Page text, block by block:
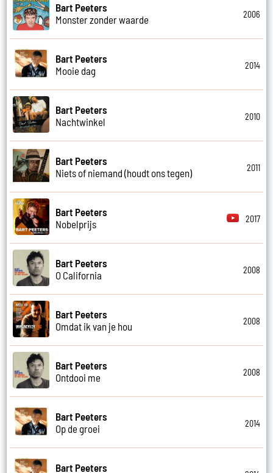
Bart Peeters
Monster zonder waarde
2006
Bart Peeters
Mooie dag
2014
Bart Peeters
Nachtwinkel
2010
Bart Peeters
Niets of niemand (houdt ons tegen)
2011
Bart Peeters
Nobelprijs
2017
Bart Peeters
O California
2008
Bart Peeters
Omdat ik van je hou
2008
Bart Peeters
Ontdooi me
2008
Bart Peeters
Op de groei
2014
Bart Peeters